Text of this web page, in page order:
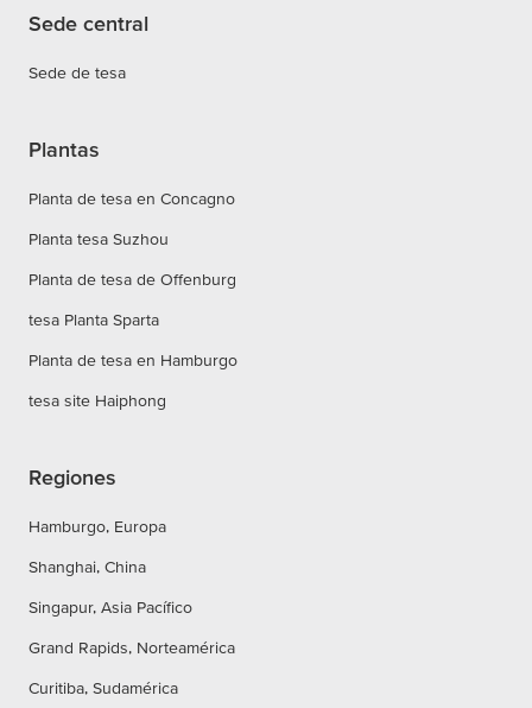
Sede central
Sede de tesa
Plantas
Planta de tesa en Concagno
Planta tesa Suzhou
Planta de tesa de Offenburg
tesa Planta Sparta
Planta de tesa en Hamburgo
tesa site Haiphong
Regiones
Hamburgo, Europa
Shanghai, China
Singapur, Asia Pacífico
Grand Rapids, Norteamérica
Curitiba, Sudamérica